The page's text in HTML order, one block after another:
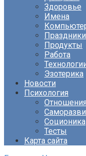
Здоровье
Имена
Праздники
Продукты
Работа
Эзотерика
Новости
Психология
Отношения
Соционика
Тесты
Карта сайта